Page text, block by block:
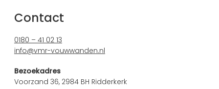
Contact
0180 – 41 02 13
info@vmr-vouwwanden.nl
Bezoekadres
Voorzand 36, 2984 BH Ridderkerk